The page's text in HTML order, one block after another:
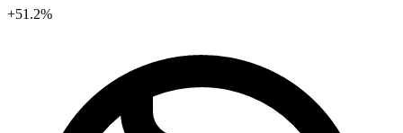
+51.2%